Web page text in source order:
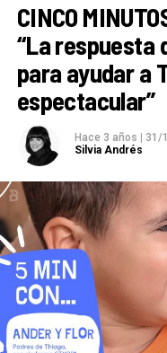
CINCO
“La respuesta
para ayudar a
espectacular”
Hace 3 años
31/
Silvia Andrés